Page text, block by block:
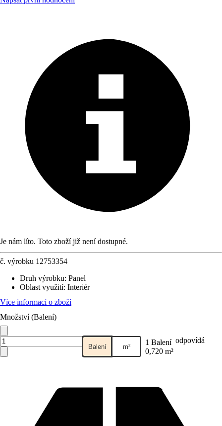
Je nám líto. Toto zboží již není dostupné.
č. výrobku 12753354
Druh výrobku: Panel
Oblast využití: Interiér
Více informací o zboží
Množství (Balení)
Balení m² 1 Balení odpovídá
0,720 m²